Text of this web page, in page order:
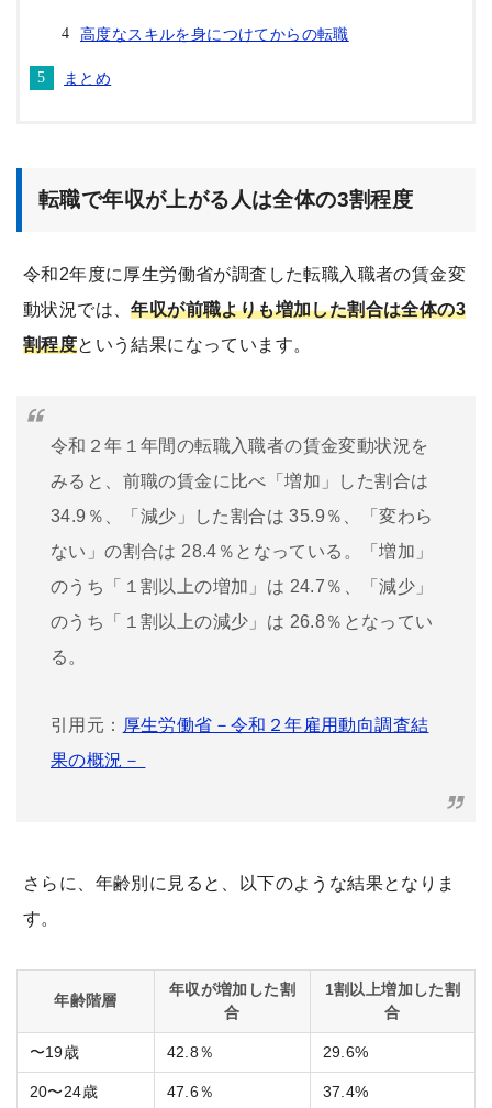
高度なスキルを身につけてからの転職
まとめ
転職で年収が上がる人は全体の3割程度
令和2年度に厚生労働省が調査した転職入職者の賃金変
動状況では、年収が前職よりも増加した割合は全体の3
割程度という結果になっています。
令和２年１年間の転職入職者の賃金変動状況を
みると、前職の賃金に比べ「増加」した割合は
34.9％、「減少」した割合は 35.9％、「変わら
ない」の割合は 28.4％となっている。「増加」
のうち「１割以上の増加」は 24.7％、「減少」
のうち「１割以上の減少」は 26.8％となってい
る。
引用元： 厚生労働省－令和２年雇用動向調査結
果の概況－
さらに、年齢別に見ると、以下のような結果となりま
す。
年齢階層
年収が増加した割
合
1割以上増加した割
合
〜19歳 42.8％ 29.6%
20〜24歳 47.6％ 37.4%